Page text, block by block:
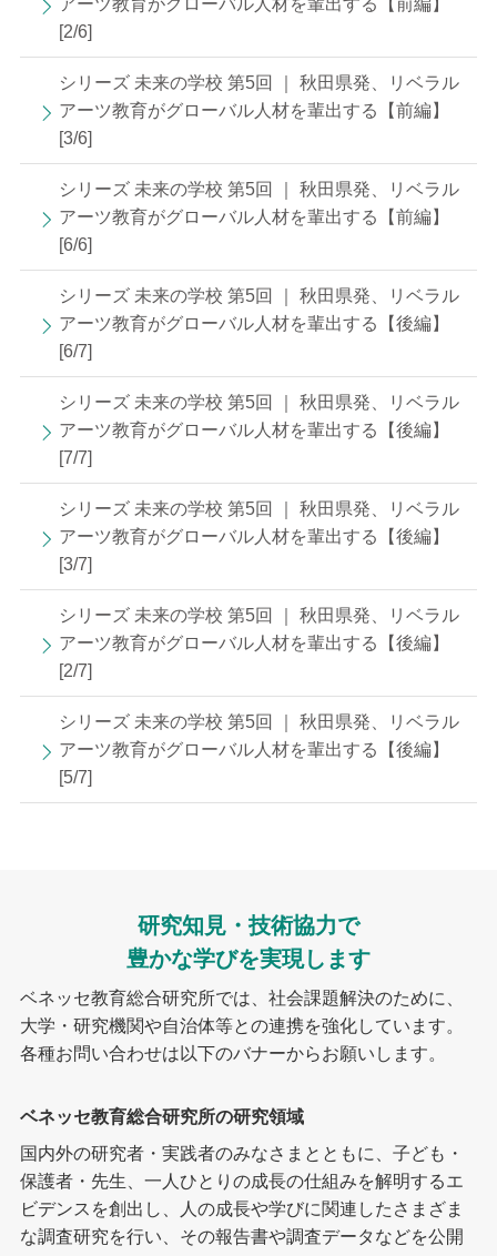
アーツ教育がグローバル人材を輩出する【前編】
[2/6]
シリーズ 未来の学校 第5回 ｜ 秋田県発、リベラル
アーツ教育がグローバル人材を輩出する【前編】
[3/6]
シリーズ 未来の学校 第5回 ｜ 秋田県発、リベラル
アーツ教育がグローバル人材を輩出する【前編】
[6/6]
シリーズ 未来の学校 第5回 ｜ 秋田県発、リベラル
アーツ教育がグローバル人材を輩出する【後編】
[6/7]
シリーズ 未来の学校 第5回 ｜ 秋田県発、リベラル
アーツ教育がグローバル人材を輩出する【後編】
[7/7]
シリーズ 未来の学校 第5回 ｜ 秋田県発、リベラル
アーツ教育がグローバル人材を輩出する【後編】
[3/7]
シリーズ 未来の学校 第5回 ｜ 秋田県発、リベラル
アーツ教育がグローバル人材を輩出する【後編】
[2/7]
シリーズ 未来の学校 第5回 ｜ 秋田県発、リベラル
アーツ教育がグローバル人材を輩出する【後編】
[5/7]
研究知見・技術協力で
豊かな学びを実現します
ベネッセ教育総合研究所では、社会課題解決のために、
大学・研究機関や自治体等との連携を強化しています。
各種お問い合わせは以下のバナーからお願いします。
ベネッセ教育総合研究所の研究領域
国内外の研究者・実践者のみなさまとともに、子ども・
保護者・先生、一人ひとりの成長の仕組みを解明するエ
ビデンスを創出し、人の成長や学びに関連したさまざま
な調査研究を行い、その報告書や調査データなどを公開